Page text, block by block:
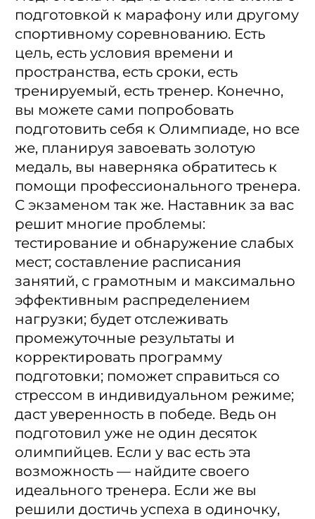
подготовкой к марафону или другому
спортивному соревнованию. Есть
цель, есть условия времени и
пространства, есть сроки, есть
тренируемый, есть тренер. Конечно,
вы можете сами попробовать
подготовить себя к Олимпиаде, но все
же, планируя завоевать золотую
медаль, вы наверняка обратитесь к
помощи профессионального тренера.
С экзаменом так же. Наставник за вас
решит многие проблемы:
тестирование и обнаружение слабых
мест; составление расписания
занятий, с грамотным и максимально
эффективным распределением
нагрузки; будет отслеживать
промежуточные результаты и
корректировать программу
подготовки; поможет справиться со
стрессом в индивидуальном режиме;
даст уверенность в победе. Ведь он
подготовил уже не один десяток
олимпийцев. Если у вас есть эта
возможность — найдите своего
идеального тренера. Если же вы
решили достичь успеха в одиночку,